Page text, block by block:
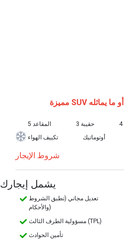
مميزة SUV ما يماثله
5 المقاعد 3 حقيبة
تكييف الهواء
أوتوماتيك
شروط الإيجار
يشمل إيجارك
تعديل مجاني (تطبق الشروط
والأحكام)
مسؤولية الطرف الثالث (TPL)
تأمين الحوادث